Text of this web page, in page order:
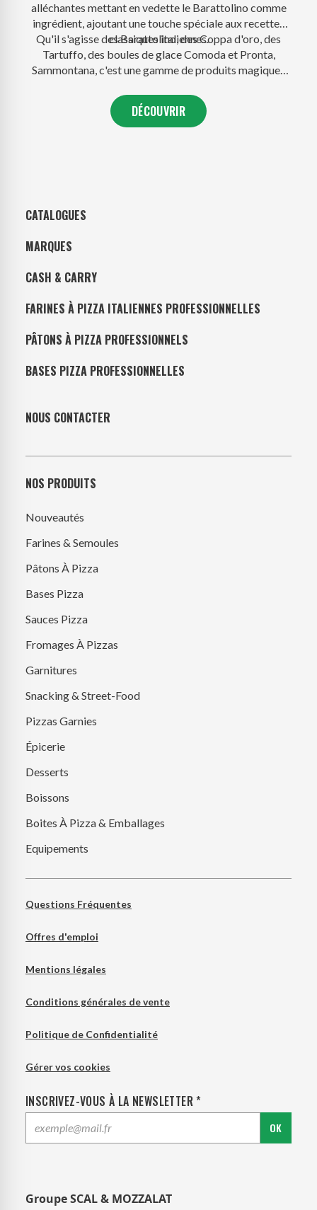
alléchantes mettant en vedette le Barattolino comme
ingrédient, ajoutant une touche spéciale aux recettes
classiques italiennes.
Qu'il s'agisse des Barattolino, des Coppa d'oro, des
Tartuffo, des boules de glace Comoda et Pronta,
Sammontana, c'est une gamme de produits magiques
DÉCOUVRIR
CATALOGUES
MARQUES
CASH & CARRY
FARINES À PIZZA ITALIENNES PROFESSIONNELLES
PÂTONS À PIZZA PROFESSIONNELS
BASES PIZZA PROFESSIONNELLES
NOUS CONTACTER
NOS PRODUITS
Nouveautés
Farines & Semoules
Pâtons À Pizza
Bases Pizza
Sauces Pizza
Fromages À Pizzas
Garnitures
Snacking & Street-Food
Pizzas Garnies
Épicerie
Desserts
Boissons
Boites À Pizza & Emballages
Equipements
Questions Fréquentes
Offres d'emploi
Mentions légales
Conditions générales de vente
Politique de Confidentialité
Gérer vos cookies
INSCRIVEZ-VOUS À LA NEWSLETTER *
OK
Groupe SCAL & MOZZALAT